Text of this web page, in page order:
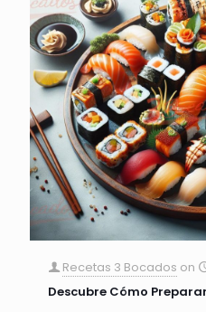
Recetas 3 Bocados on
Descubre Cómo